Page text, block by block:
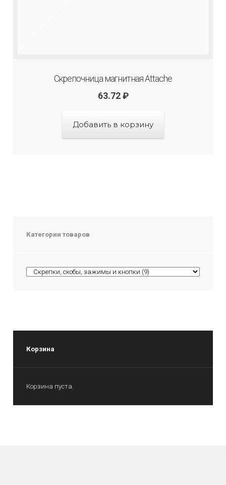
Скрепочница магнитная Attache
63.72 ₽
Добавить в корзину
Категории товаров
Корзина
Корзина пуста.